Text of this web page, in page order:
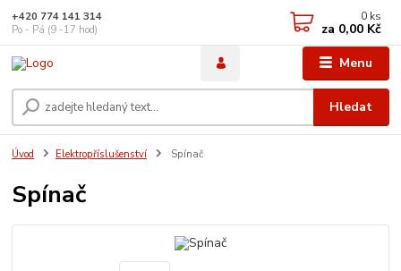
Menu
Hledat
+420 774 141 314
Po - Pá (9 -17 hod)
0 ks
za 0,00 Kč
Úvod Elektropříslušenství Spínač
Spínač